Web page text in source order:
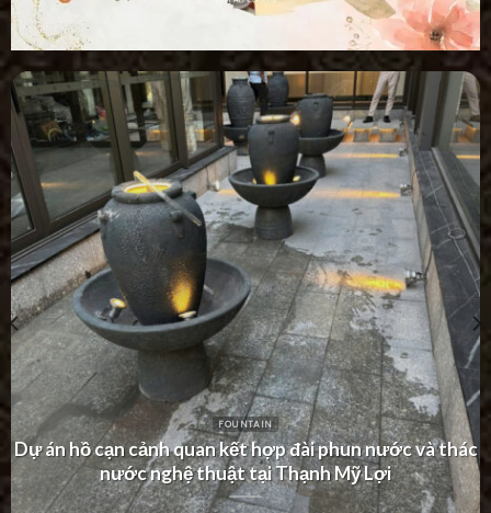
FOUNTAIN
Dự án thác nước tường hiện đại tại Khu Dân Cư Hà Đô
Villa